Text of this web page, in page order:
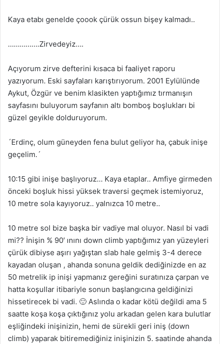
Kaya etabı genelde çoook çürük ossun bişey kalmadı..
…………….Zirvedeyiz….
Açıyorum zirve defterini kısaca bi faaliyet raporu
yazıyorum. Eski sayfaları karıştırıyorum. 2001 Eylülünde
Aykut, Özgür ve benim klasikten yaptığımız tırmanışın
sayfasını buluyorum sayfanın altı bomboş boşlukları bi
güzel geyikle dolduruyorum.
´Erdinç, olum güneyden fena bulut geliyor ha, çabuk inişe
geçelim.´
10:15 gibi inişe başlıyoruz… Kaya etaplar.. Amfiye girmeden
önceki boşluk hissi yüksek traversi geçmek istemiyoruz,
10 metre sola kayıyoruz.. yalnızca 10 metre..
10 metre sol bize başka bir vadiye mal oluyor. Nasıl bi vadi
mi?? İnişin % 90′ ınını down climb yaptığımız yan yüzeyleri
çürük dibiyse aşırı yağıştan slab hale gelmiş 3-4 derece
kayadan oluşan , ahanda sonuna geldik dediğinizde en az
50 metrelik ip inişi yapmanız gereğini suratınıza çarpan ve
hatta koşullar itibariyle sonun başlangıcına geldiğinizi
hissetirecek bi vadi. 🙂 Aslında o kadar kötü değildi ama 5
saatte koşa koşa çıktığınız yolu arkadan gelen kara bulutlar
eşliğindeki inişinizin, hemi de sürekli geri iniş (down
climb) yaparak bitiremediğiniz inişinizin 5. saatinde ahanda